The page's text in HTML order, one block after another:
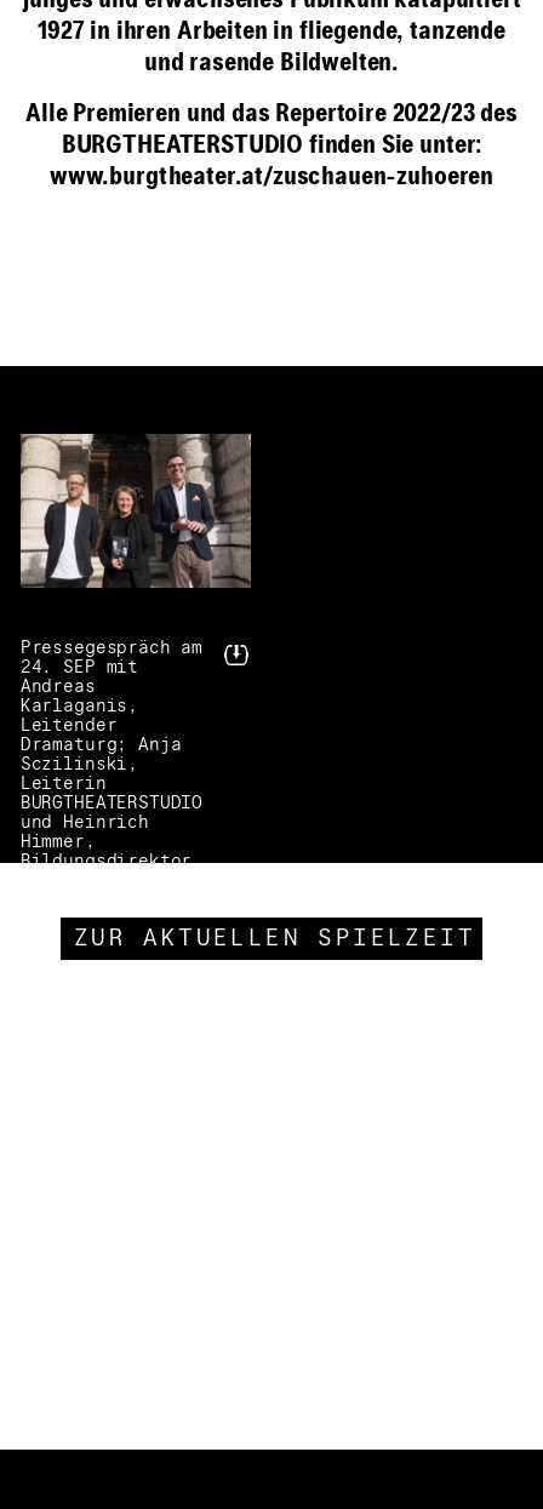
1927 in ihren Arbeiten in fliegende, tanzende
und rasende Bildwelten.
Alle Premieren und das Repertoire 2022/23 des
BURGTHEATERSTUDIO finden Sie unter:
www.burgtheater.at/zuschauen-zuhoeren
Pressegespräch am
24. SEP mit
Andreas
Karlaganis,
Leitender
Dramaturg; Anja
Sczilinski,
Leiterin
BURGTHEATERSTUDIO
und Heinrich
Himmer,
Bildungsdirektor
ZUR AKTUELLEN SPIELZEIT